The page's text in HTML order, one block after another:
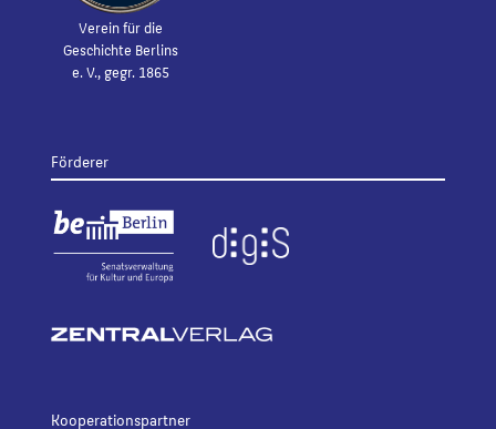
Verein für die
Geschichte Berlins
e. V., gegr. 1865
Förderer
Kooperationspartner